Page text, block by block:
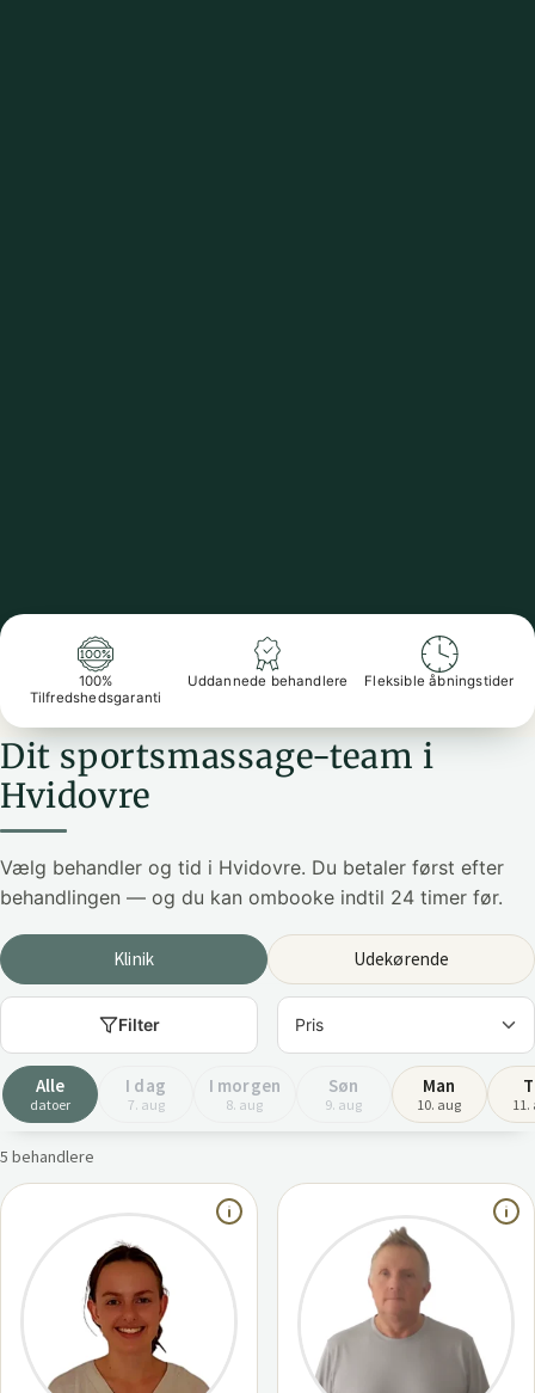
100%
Tilfredshedsgaranti
Uddannede behandlere Fleksible åbningstider
Dit sportsmassage-team i
Hvidovre
Vælg behandler og tid i Hvidovre. Du betaler først efter
behandlingen — og du kan ombooke indtil 24 timer før.
Klinik Udekørende
Filter
Alle
datoer
I dag
7. aug
I morgen
8. aug
Søn
9. aug
Man
10. aug 11.
5 behandlere